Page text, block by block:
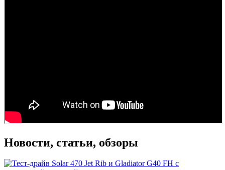
Новости, статьи, обзоры